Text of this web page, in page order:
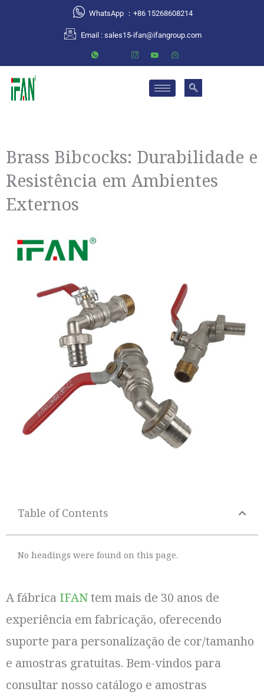
WhatsApp ：+86 15268608214
Email : sales15-ifan@ifangroup.com
Brass Bibcocks: Durabilidade e
Resistência em Ambientes
Externos
Table of Contents
No headings were found on this page.
A fábrica IFANtem mais de 30 anos de
experiência em fabricação, oferecendo
suporte para personalização de cor/tamanho
e amostras gratuitas. Bem-vindos para
consultar nosso catálogo e amostras